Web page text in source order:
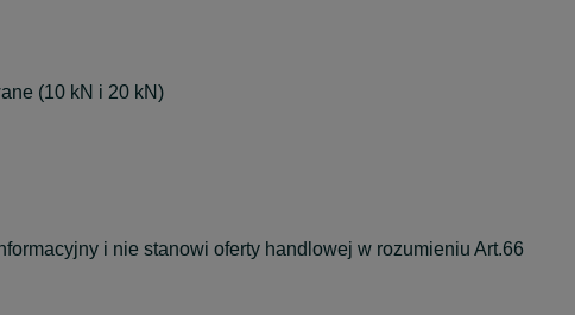
(10 kN i 20 kN)
i nie stanowi oferty handlowej w rozumieniu Art.66